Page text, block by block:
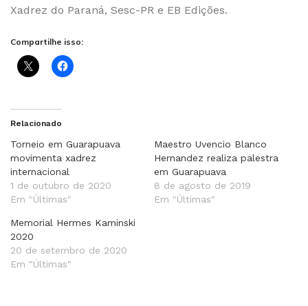
Xadrez do Paraná, Sesc-PR e EB Edições.
Compartilhe isso:
Relacionado
Torneio em Guarapuava
movimenta xadrez
internacional
1 de outubro de 2020
Em "Últimas"
Maestro Uvencio Blanco
Hernandez realiza palestra
em Guarapuava
8 de agosto de 2019
Em "Últimas"
Memorial Hermes Kaminski
2020
20 de setembro de 2020
Em "Últimas"